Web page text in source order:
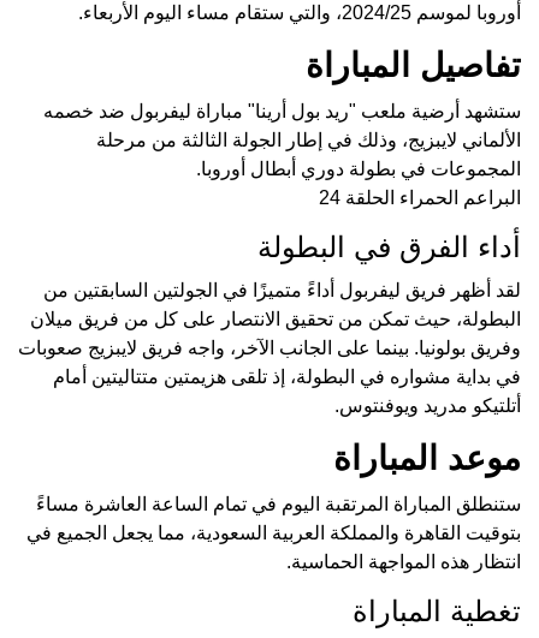
أوروبا لموسم 2024/25، والتي ستقام مساء اليوم الأربعاء.
تفاصيل المباراة
ستشهد أرضية ملعب "ريد بول أرينا" مباراة ليفربول ضد خصمه
الألماني لايبزيج، وذلك في إطار الجولة الثالثة من مرحلة
المجموعات في بطولة دوري أبطال أوروبا.
البراعم الحمراء الحلقة 24
أداء الفرق في البطولة
لقد أظهر فريق ليفربول أداءً متميزًا في الجولتين السابقتين من
البطولة، حيث تمكن من تحقيق الانتصار على كل من فريق ميلان
وفريق بولونيا. بينما على الجانب الآخر، واجه فريق لايبزيج صعوبات
في بداية مشواره في البطولة، إذ تلقى هزيمتين متتاليتين أمام
أتلتيكو مدريد ويوفنتوس.
موعد المباراة
ستنطلق المباراة المرتقبة اليوم في تمام الساعة العاشرة مساءً
بتوقيت القاهرة والمملكة العربية السعودية، مما يجعل الجميع في
انتظار هذه المواجهة الحماسية.
تغطية المباراة